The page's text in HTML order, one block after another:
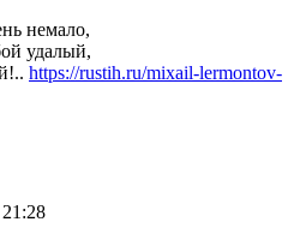
немало,
удалый,
https://rustih.ru/mixail-lermontov-